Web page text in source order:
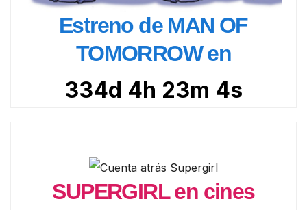
Estreno de MAN OF
TOMORROW en
334d 4h 23m 2s
SUPERGIRL en cines